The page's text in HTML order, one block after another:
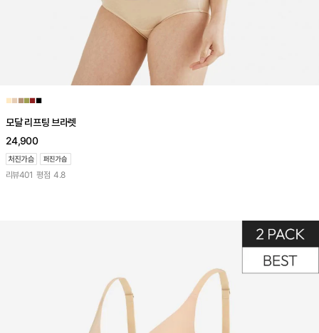
■■■■■■
모달 리프팅 브라렛
24,900
리뷰401 평점 4.8